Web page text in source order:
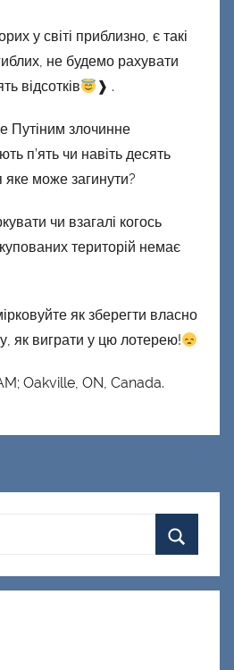
у світі приблизно, є такі
не будемо рахувати
відсотків
❱ .
Путіним злочинне
п’ять чи навіть десять
яке може загинути?
чи взагалі когось
територій немає
як зберегти власно
як виграти у цю лотерею!
Oakville, ON, Canada.